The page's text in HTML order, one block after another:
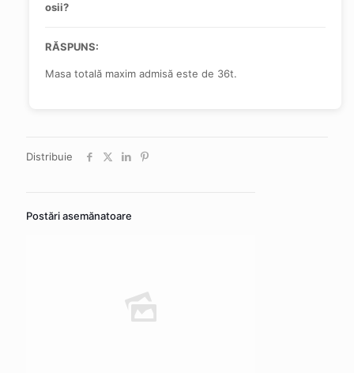
osii?
RĂSPUNS:
Masa totală maxim admisă este de 36t.
Distribuie
Postări asemănatoare